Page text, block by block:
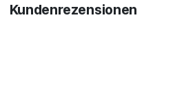
Kundenrezensionen